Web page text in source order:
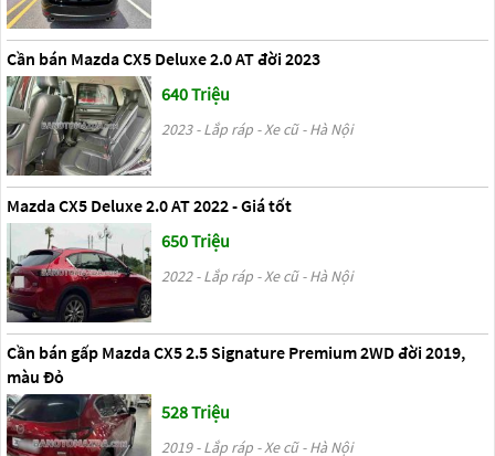
Cần bán Mazda CX5 Deluxe 2.0 AT đời 2023
640 Triệu
2023 - Lắp ráp - Xe cũ - Hà Nội
Mazda CX5 Deluxe 2.0 AT 2022 - Giá tốt
650 Triệu
2022 - Lắp ráp - Xe cũ - Hà Nội
Cần bán gấp Mazda CX5 2.5 Signature Premium 2WD đời 2019,
màu Đỏ
528 Triệu
2019 - Lắp ráp - Xe cũ - Hà Nội